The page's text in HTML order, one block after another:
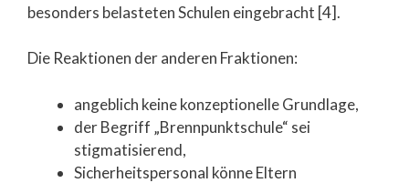
besonders belasteten Schulen eingebracht [4].
Die Reaktionen der anderen Fraktionen:
angeblich keine konzeptionelle Grundlage,
der Begriff „Brennpunktschule“ sei
stigmatisierend,
Sicherheitspersonal könne Eltern